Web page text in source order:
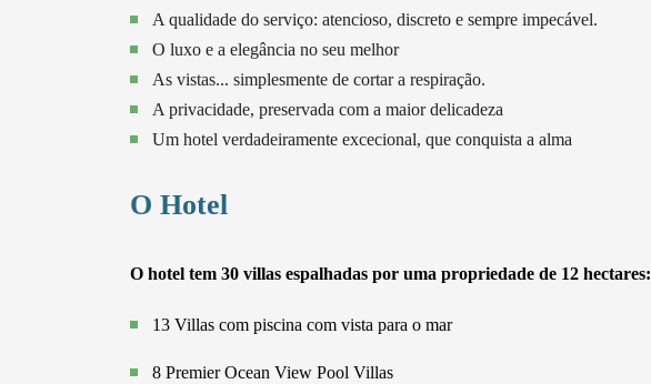
A qualidade do serviço: atencioso, discreto e sempre impecável.
O luxo e a elegância no seu melhor
As vistas... simplesmente de cortar a respiração.
A privacidade, preservada com a maior delicadeza
Um hotel verdadeiramente excecional, que conquista a alma
O Hotel
O hotel tem 30 villas espalhadas por uma propriedade de 12 hectares:
13 Villas com piscina com vista para o mar
8 Premier Ocean View Pool Villas